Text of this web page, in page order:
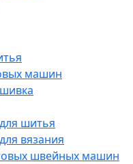
машин
шитья
вязания
швейных машин